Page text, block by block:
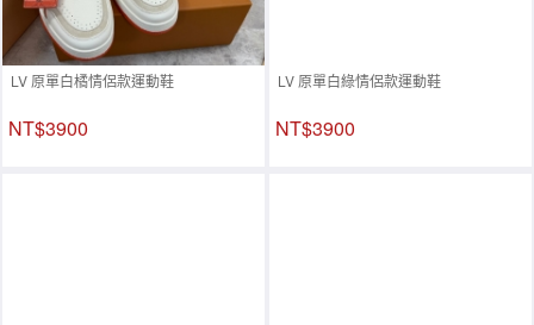
LV 原單白橘情侶款運動鞋
NT$3900
LV 原單白綠情侶款運動鞋
NT$3900